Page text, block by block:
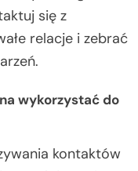
się z
relacje i zebrać
wykorzystać do
kontaktów